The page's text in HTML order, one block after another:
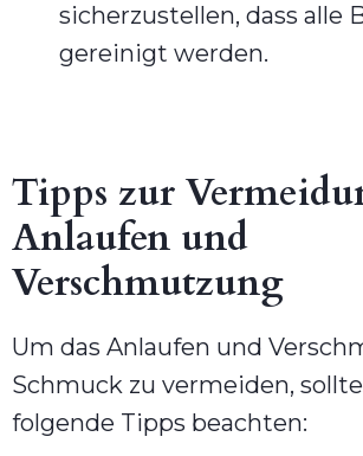
sicherzustellen, dass alle
gereinigt werden.
Tipps zur
Anlaufen und
Verschmutzung
Um das Anlaufen und
Schmuck zu vermeiden,
folgende Tipps beachten: